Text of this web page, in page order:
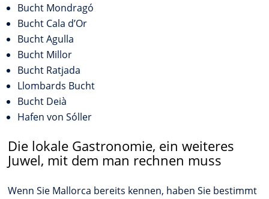
Bucht Mondragó
Bucht Cala d’Or
Bucht Agulla
Bucht Millor
Bucht Ratjada
Llombards Bucht
Bucht Deià
Hafen von Sóller
Die lokale Gastronomie, ein weiteres
Juwel, mit dem man rechnen muss
Wenn Sie Mallorca bereits kennen, haben Sie bestimmt